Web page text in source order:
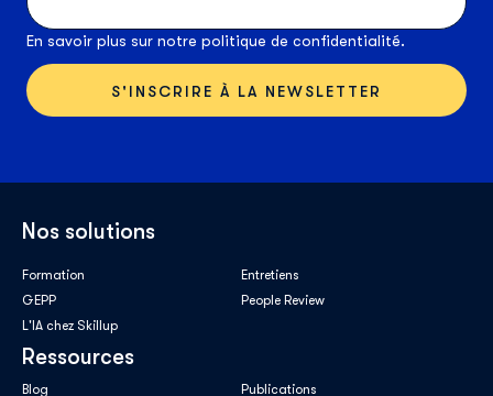
En savoir plus sur notre politique de confidentialité.
Nos solutions
Formation
Entretiens
GEPP
People Review
L'IA chez Skillup
Ressources
Blog
Publications